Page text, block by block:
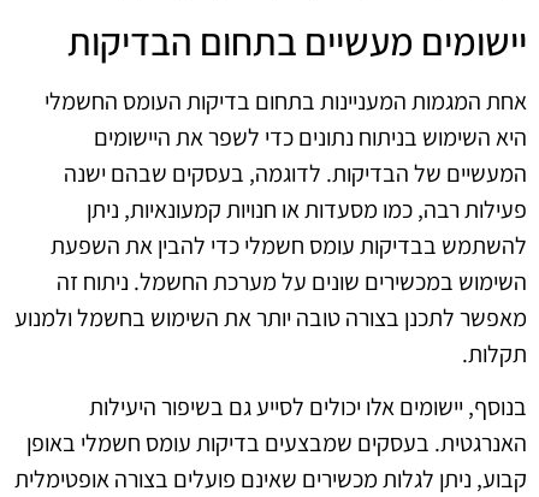
יישומים מעשיים בתחום הבדיקות
אחת המגמות המעניינות בתחום בדיקות העומס החשמלי
היא השימוש בניתוח נתונים כדי לשפר את היישומים
המעשיים של הבדיקות. לדוגמה, בעסקים שבהם ישנה
פעילות רבה, כמו מסעדות או חנויות קמעונאיות, ניתן
להשתמש בבדיקות עומס חשמלי כדי להבין את השפעת
השימוש במכשירים שונים על מערכת החשמל. ניתוח זה
מאפשר לתכנן בצורה טובה יותר את השימוש בחשמל ולמנוע
תקלות.
בנוסף, יישומים אלו יכולים לסייע גם בשיפור היעילות
האנרגטית. בעסקים שמבצעים בדיקות עומס חשמלי באופן
קבוע, ניתן לגלות מכשירים שאינם פועלים בצורה אופטימלית